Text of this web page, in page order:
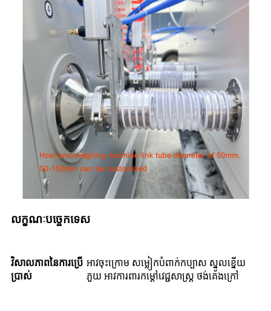
លក្ខណៈបច្ចេកទេស
វិសាលភាពនៃការប្រើ
ប្រាស់
អាវចុះក្រោម សម្លៀកបំពាក់កប្បាស ស្នូលខ្នើយ
ភួយ អាវការពារកម្ដៅវេជ្ជសាស្ត្រ ថង់គេងក្រៅ